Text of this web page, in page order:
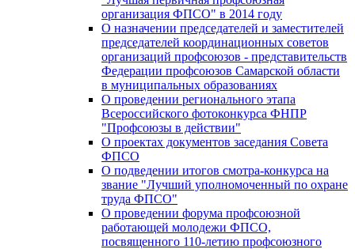
организация ФПСО" в 2014 году
О назначении председателей и заместителей
председателей координационных советов
организаций профсоюзов - представительств
Федерации профсоюзов Самарской области
в муниципальных образованиях
О проведении регионального этапа
Всероссийского фотоконкурса ФНПР
"Профсоюзы в действии"
О проектах документов заседания Совета
ФПСО
О подведении итогов смотра-конкурса на
звание "Лучший уполномоченный по охране
труда ФПСО"
О проведении форума профсоюзной
работающей молодежи ФПСО,
посвященного 110-летию профсоюзного